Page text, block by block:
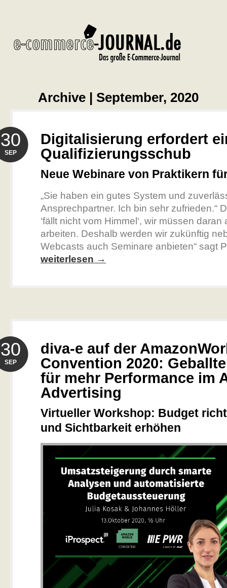
Archive | September, 2020
Digitalisierung erfordert
Qualifizierungsschub
30
SEP
Neue Webinare von Praktikern
„Sie haben ein gutes System und
Ansprechpartner. Ich bin sehr zufrieden.“
‘fällt nicht vom Himmel‘, wir müssen daran
arbeiten. Deshalb werden wir zukünftig
Webcasts auch Seminare anbieten“ sagt
weiterlesen →
diva-e auf der
Convention 2020:
für mehr Performance im
Advertising
30
SEP
Virtueller Workshop: Budget
und Sichtbarkeit erhöhen